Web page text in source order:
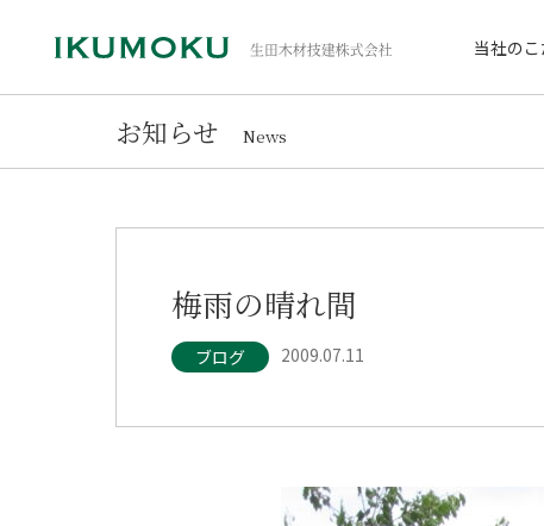
当社のこ
お知らせ News
梅雨の晴れ間
ブログ 2009.07.11